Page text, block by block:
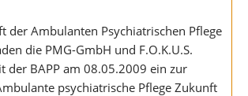
der Ambulanten Psychiatrischen Pflege
die PMG-GmbH und F.O.K.U.S.
der BAPP am 08.05.2009 ein zur
psychiatrische Pflege Zukunft